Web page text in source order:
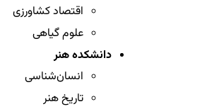
اقتصاد کشاورزی
علوم گیاهی
دانشکده هنر
انسان‌شناسی
تاریخ هنر